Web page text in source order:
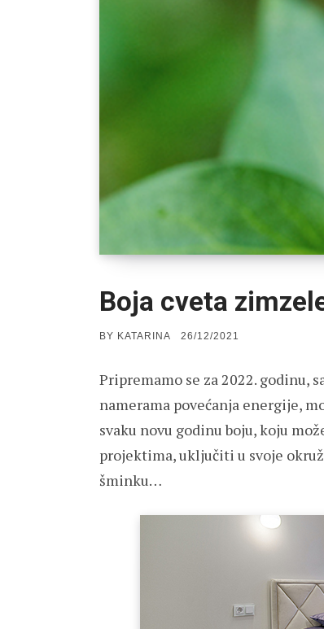
Boja cveta
BY KATARINA
POSTED
26/12/2021
Pripremamo se za 2022. godinu,
namerama povećanja energije,
svaku novu godinu boju, koju
projektima, uključiti u svoje
šminku…